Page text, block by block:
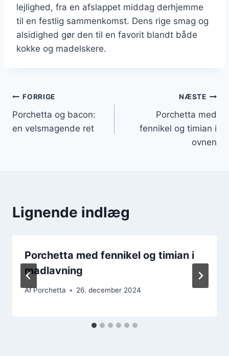
lejlighed, fra en afslappet middag derhjemme
til en festlig sammenkomst. Dens rige smag og
alsidighed gør den til en favorit blandt både
kokke og madelskere.
Indlægsnavigation
FORRIGE
Porchetta og bacon:
en velsmagende ret
NÆSTE
Porchetta med
fennikel og timian i
ovnen
Lignende indlæg
Porchetta med fennikel og timian i
madlavning
AfPorchetta 26. december 2024